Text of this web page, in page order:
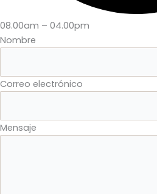
08.00am – 04.00pm
Nombre
Correo electrónico
Mensaje